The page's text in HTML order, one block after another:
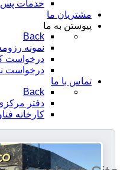
خدمات
مشتریان ما
پیوستن به ما
Back
نمونه
درخواست
درخواست
تماس با ما
Back
دفتر
کارخانه